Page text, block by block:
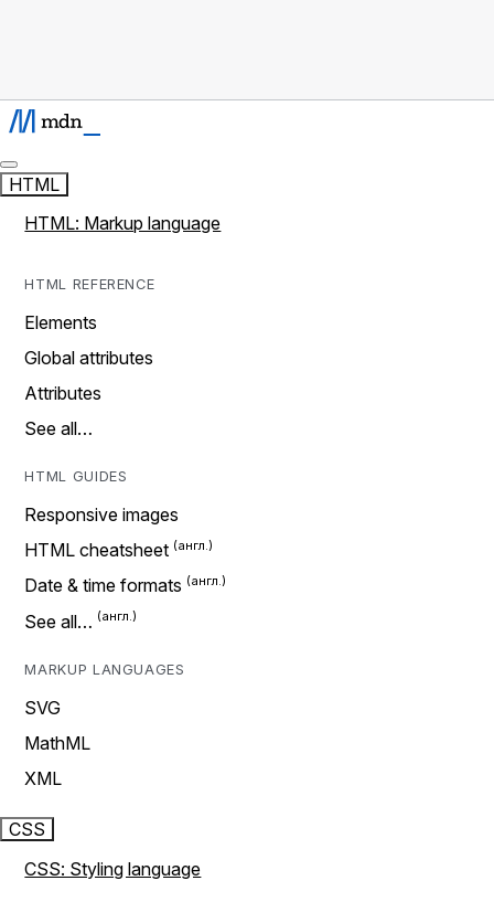
HTML
HTML: Markup language
HTML REFERENCE
Elements
Global attributes
Attributes
See all…
HTML GUIDES
Responsive images
HTML cheatsheet
Date & time formats
See all…
MARKUP LANGUAGES
SVG
MathML
XML
CSS
CSS: Styling language